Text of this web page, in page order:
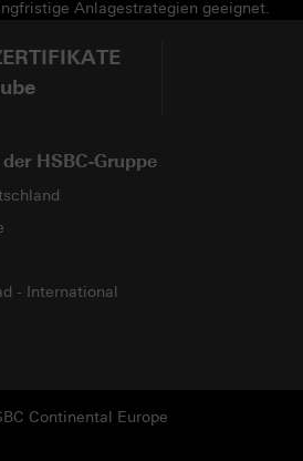
Anlagestrategien geeignet.
HSBC-Gruppe
- International
Continental Europe